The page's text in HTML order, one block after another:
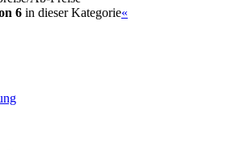
6 in dieser Kategorie«